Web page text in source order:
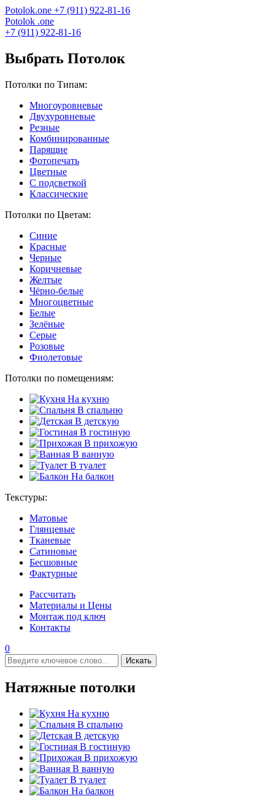
Potolok.one +7 (911) 922-81-16
Potolok .one
+7 (911) 922-81-16
Выбрать Потолок
Потолки по Типам:
Многоуровневые
Двухуровневые
Резные
Комбинированные
Парящие
Фотопечать
Цветные
С подсветкой
Классические
Потолки по Цветам:
Синие
Красные
Черные
Коричневые
Желтые
Чёрно-белые
Многоцветные
Белые
Зелёные
Серые
Розовые
Фиолетовые
Потолки по помещениям:
На кухню
В спальню
В детскую
В гостиную
В прихожую
В ванную
В туалет
На балкон
Текстуры:
Матовые
Глянцевые
Тканевые
Сатиновые
Бесшовные
Фактурные
Рассчитать
Материалы и Цены
Монтаж под ключ
Контакты
0
Искать
Натяжные потолки
На кухню
В спальню
В детскую
В гостиную
В прихожую
В ванную
В туалет
На балкон